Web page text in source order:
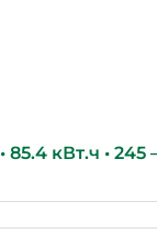
85.4 кВт.ч • 245